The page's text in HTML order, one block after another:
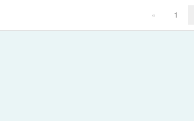
« 1